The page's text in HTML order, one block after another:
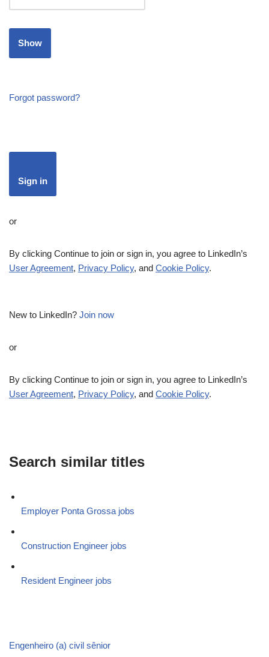
Show
Forgot password?
Sign in
or
By clicking Continue to join or sign in, you agree to LinkedIn’s
User Agreement, Privacy Policy, and Cookie Policy.
New to LinkedIn? Join now
or
By clicking Continue to join or sign in, you agree to LinkedIn’s
User Agreement, Privacy Policy, and Cookie Policy.
Search similar titles
Employer Ponta Grossa jobs
Construction Engineer jobs
Resident Engineer jobs
Engenheiro (a) civil sênior